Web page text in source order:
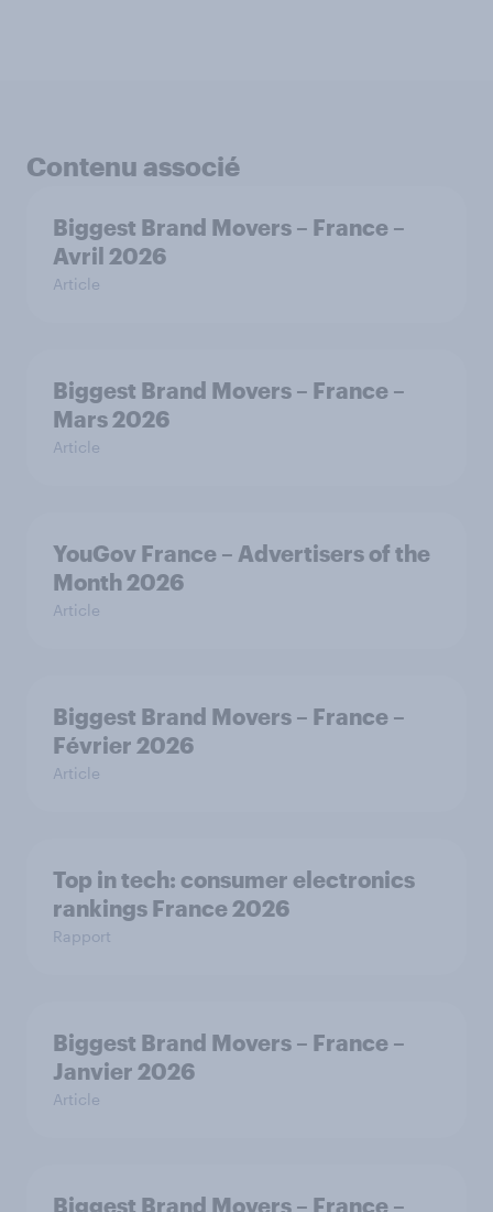
Contenu associé
Biggest Brand Movers – France –
Avril 2026
Article
Biggest Brand Movers – France –
Mars 2026
Article
YouGov France – Advertisers of the
Month 2026
Article
Biggest Brand Movers – France –
Février 2026
Article
Top in tech: consumer electronics
rankings France 2026
Rapport
Biggest Brand Movers – France –
Janvier 2026
Article
Biggest Brand Movers – France –